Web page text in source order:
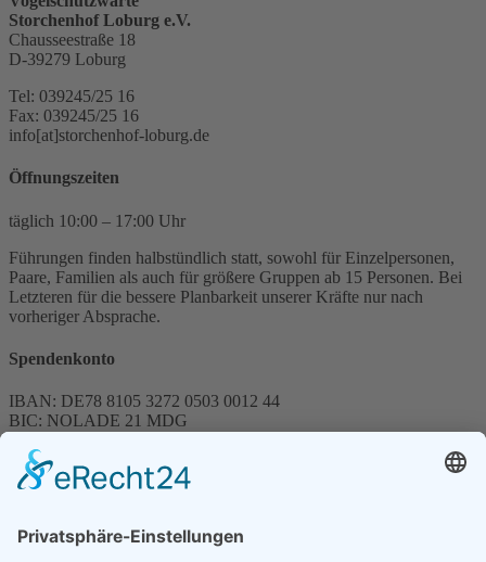
Storchenhof Loburg e.V.
Chausseestraße 18
D-39279 Loburg
Tel: 039245/25 16
Fax: 039245/25 16
info[at]storchenhof-loburg.de
Öffnungszeiten
täglich 10:00 – 17:00 Uhr
Führungen finden halbstündlich statt, sowohl für Einzelpersonen,
Paare, Familien als auch für größere Gruppen ab 15 Personen. Bei
Letzteren für die bessere Planbarkeit unserer Kräfte nur nach
vorheriger Absprache.
Spendenkonto
IBAN: DE78 8105 3272 0503 0012 44
BIC: NOLADE 21 MDG
Spenden können steuerlich abgesetzt werden
Förderung